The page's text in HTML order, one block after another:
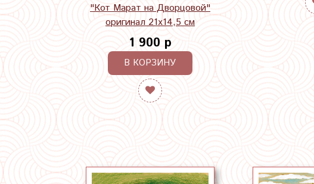
"Кот Марат на Дворцовой"
оригинал 21х14,5 см
1 900 р
В КОРЗИНУ